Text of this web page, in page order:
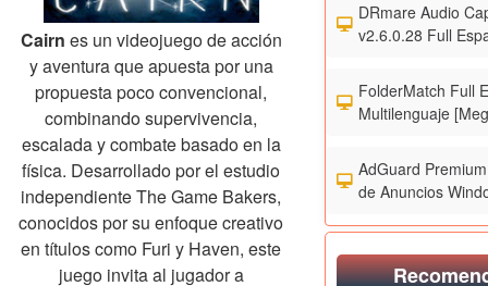
Cairn es un videojuego de acción
y aventura que apuesta por una
propuesta poco convencional,
combinando supervivencia,
escalada y combate basado en la
física. Desarrollado por el estudio
independiente The Game Bakers,
conocidos por su enfoque creativo
en títulos como Furi y Haven, este
juego invita al jugador a
DRmare Audio
v2.6.0.28 Full
FolderMatch Full
Multilenguaje
AdGuard
de Anuncios